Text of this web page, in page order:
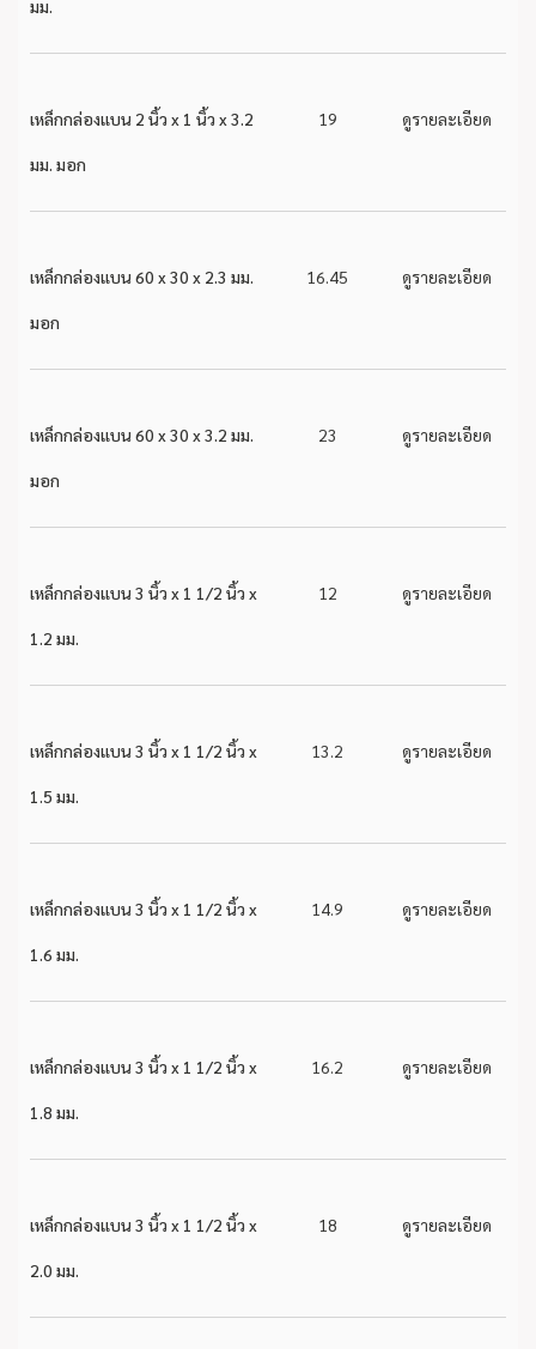
มม.
เหล็กกล่องแบน 2 นิ้ว x 1 นิ้ว x 3.2
มม. มอก
19 ดูรายละเอียด
เหล็กกล่องแบน 60 x 30 x 2.3 มม.
มอก
16.45 ดูรายละเอียด
เหล็กกล่องแบน 60 x 30 x 3.2 มม.
มอก
23 ดูรายละเอียด
เหล็กกล่องแบน 3 นิ้ว x 1 1/2 นิ้ว x
1.2 มม.
12 ดูรายละเอียด
เหล็กกล่องแบน 3 นิ้ว x 1 1/2 นิ้ว x
1.5 มม.
13.2 ดูรายละเอียด
เหล็กกล่องแบน 3 นิ้ว x 1 1/2 นิ้ว x
1.6 มม.
14.9 ดูรายละเอียด
เหล็กกล่องแบน 3 นิ้ว x 1 1/2 นิ้ว x
1.8 มม.
16.2 ดูรายละเอียด
เหล็กกล่องแบน 3 นิ้ว x 1 1/2 นิ้ว x
2.0 มม.
18 ดูรายละเอียด